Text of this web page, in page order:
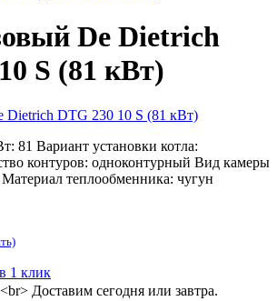
De Dietrich
S (81 кВт)
81 Вариант установки котла:
контуров: одноконтурный Вид камеры
теплообменника: чугун
1 клик